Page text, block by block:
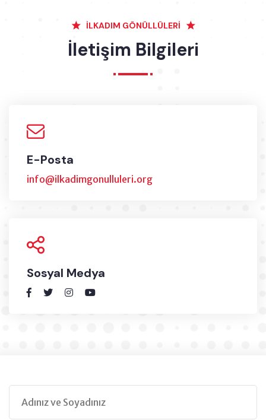
İLKADIM GÖNÜLLÜLERİ
İletişim Bilgileri
E-Posta
info@ilkadimgonulluleri.org
Sosyal Medya